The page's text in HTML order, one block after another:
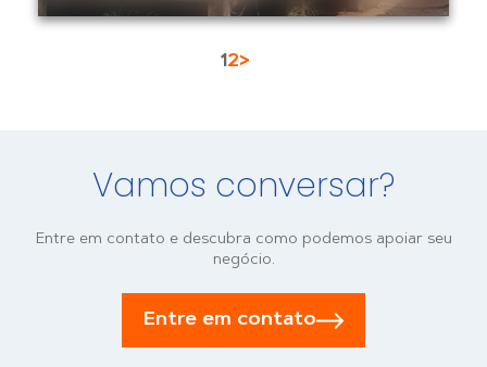
12>
Vamos conversar?
Entre em contato e descubra como podemos apoiar seu
negócio.
Entre em contato